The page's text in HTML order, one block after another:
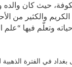
حيث كان
والكثير من
وتعلّم فيها “علم
بغداد في الفترة